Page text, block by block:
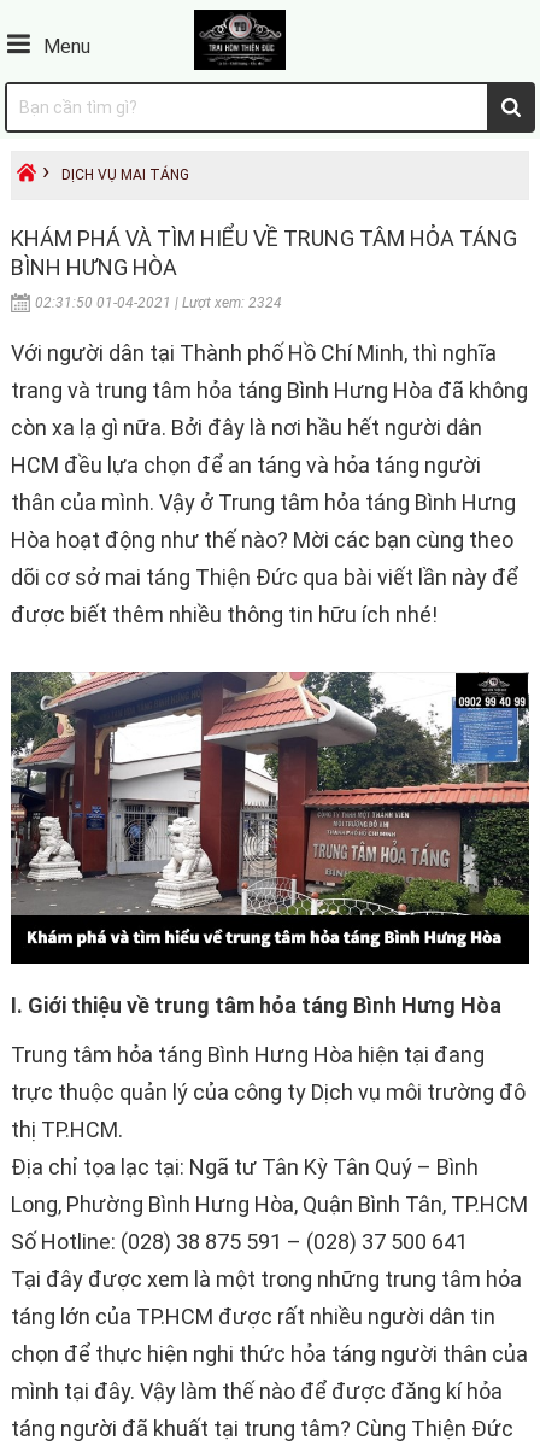
Menu
› DỊCH VỤ MAI TÁNG
KHÁM PHÁ VÀ TÌM HIỂU VỀ TRUNG TÂM HỎA TÁNG
BÌNH HƯNG HÒA
02:31:50 01-04-2021 | Lượt xem: 2324
Với người dân tại Thành phố Hồ Chí Minh, thì nghĩa
trang và trung tâm hỏa táng Bình Hưng Hòa đã không
còn xa lạ gì nữa. Bởi đây là nơi hầu hết người dân
HCM đều lựa chọn để an táng và hỏa táng người
thân của mình. Vậy ở Trung tâm hỏa táng Bình Hưng
Hòa hoạt động như thế nào? Mời các bạn cùng theo
dõi cơ sở mai táng Thiện Đức qua bài viết lần này để
được biết thêm nhiều thông tin hữu ích nhé!
I. Giới thiệu về trung tâm hỏa táng Bình Hưng Hòa
Trung tâm hỏa táng Bình Hưng Hòa hiện tại đang
trực thuộc quản lý của công ty Dịch vụ môi trường đô
thị TP.HCM.
Địa chỉ tọa lạc tại: Ngã tư Tân Kỳ Tân Quý – Bình
Long, Phường Bình Hưng Hòa, Quận Bình Tân, TP.HCM
Số Hotline: (028) 38 875 591 – (028) 37 500 641
Tại đây được xem là một trong những trung tâm hỏa
táng lớn của TP.HCM được rất nhiều người dân tin
chọn để thực hiện nghi thức hỏa táng người thân của
mình tại đây. Vậy làm thế nào để được đăng kí hỏa
táng người đã khuất tại trung tâm? Cùng Thiện Đức